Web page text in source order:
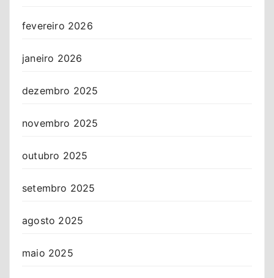
fevereiro 2026
janeiro 2026
dezembro 2025
novembro 2025
outubro 2025
setembro 2025
agosto 2025
maio 2025